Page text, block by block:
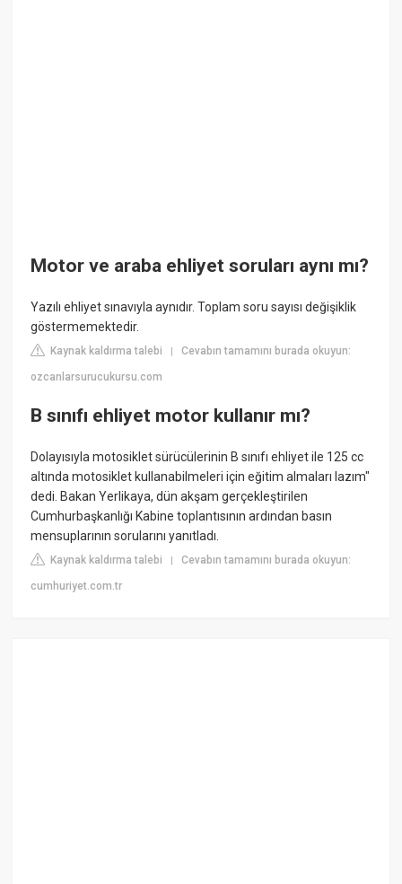
Motor ve araba ehliyet soruları aynı mı?
Yazılı ehliyet sınavıyla aynıdır. Toplam soru sayısı değişiklik
göstermemektedir.
Kaynak kaldırma talebi |Cevabın tamamını burada okuyun:
ozcanlarsurucukursu.com
B sınıfı ehliyet motor kullanır mı?
Dolayısıyla motosiklet sürücülerinin B sınıfı ehliyet ile 125 cc
altında motosiklet kullanabilmeleri için eğitim almaları lazım"
dedi. Bakan Yerlikaya, dün akşam gerçekleştirilen
Cumhurbaşkanlığı Kabine toplantısının ardından basın
mensuplarının sorularını yanıtladı.
Kaynak kaldırma talebi |Cevabın tamamını burada okuyun:
cumhuriyet.com.tr